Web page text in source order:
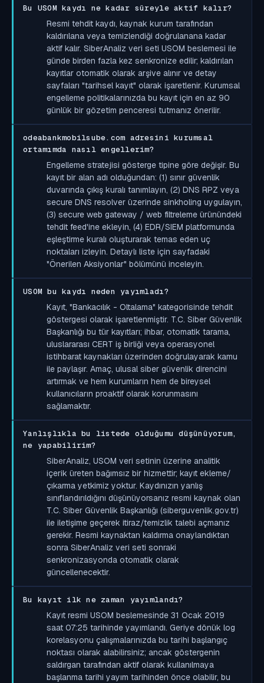
Bu USOM kaydı ne kadar süreyle aktif kalır?
Resmi tehdit kaydı, kaynak kurum tarafından
kaldırılana veya temizlendiği doğrulanana kadar
aktif kalır. SiberAnaliz veri seti USOM beslemesi ile
günde birden fazla kez senkronize edilir; kaldırılan
kayıtlar otomatik olarak arşive alınır ve detay
sayfaları "tarihsel kayıt" olarak işaretlenir. Kurumsal
engelleme politikalarınızda bu kayıt için en az 90
günlük bir gözetim penceresi tutmanız önerilir.
odeabankmobilsube.com adresini kurumsal
ortamımda nasıl engellerim?
Engelleme stratejisi gösterge tipine göre değişir. Bu
kayıt bir alan adı olduğundan: (1) sınır güvenlik
duvarında çıkış kuralı tanımlayın, (2) DNS RPZ veya
secure DNS resolver üzerinde sinkholing uygulayın,
(3) secure web gateway / web filtreleme ürünündeki
tehdit feed'ine ekleyin, (4) EDR/SIEM platformunda
eşleştirme kuralı oluşturarak temas eden uç
noktaları izleyin. Detaylı liste için sayfadaki
"Önerilen Aksiyonlar" bölümünü inceleyin.
USOM bu kaydı neden yayımladı?
Kayıt, "Bankacılık - Oltalama" kategorisinde tehdit
göstergesi olarak işaretlenmiştir. T.C. Siber Güvenlik
Başkanlığı bu tür kayıtları; ihbar, otomatik tarama,
uluslararası CERT iş birliği veya operasyonel
istihbarat kaynakları üzerinden doğrulayarak kamu
ile paylaşır. Amaç, ulusal siber güvenlik direncini
artırmak ve hem kurumların hem de bireysel
kullanıcıların proaktif olarak korunmasını
sağlamaktır.
Yanlışlıkla bu listede olduğumu düşünüyorum,
ne yapabilirim?
SiberAnaliz, USOM veri setinin üzerine analitik
içerik üreten bağımsız bir hizmettir; kayıt ekleme/
çıkarma yetkimiz yoktur. Kaydınızın yanlış
sınıflandırıldığını düşünüyorsanız resmi kaynak olan
T.C. Siber Güvenlik Başkanlığı (siberguvenlik.gov.tr)
ile iletişime geçerek itiraz/temizlik talebi açmanız
gerekir. Resmi kaynaktan kaldırma onaylandıktan
sonra SiberAnaliz veri seti sonraki
senkronizasyonda otomatik olarak
güncellenecektir.
Bu kayıt ilk ne zaman yayımlandı?
Kayıt resmi USOM beslemesinde 31 Ocak 2019
saat 07:25 tarihinde yayımlandı. Geriye dönük log
korelasyonu çalışmalarınızda bu tarihi başlangıç
noktası olarak alabilirsiniz; ancak göstergenin
saldırgan tarafından aktif olarak kullanılmaya
başlanma tarihi yayım tarihinden önce olabilir, bu